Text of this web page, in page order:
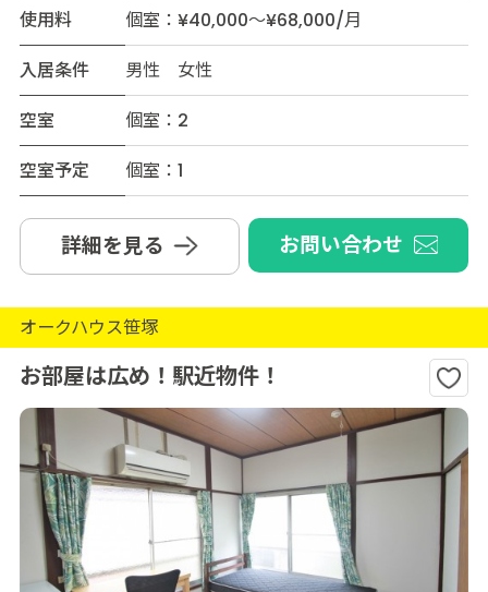
使用料
個室：¥40,000～¥68,000/月
入居条件
男性 女性
空室
個室：2
空室予定
個室：1
詳細を見る お問い合わせ
オークハウス笹塚
お部屋は広め！駅近物件！